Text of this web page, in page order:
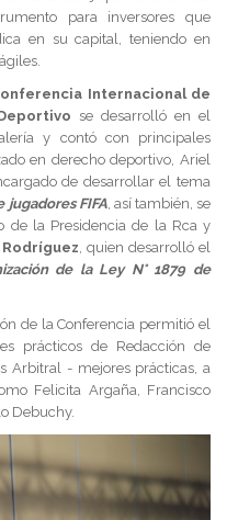
para inversores que
en su capital, teniendo en
Internacional de
se desarrolló en el
y contó con principales
en derecho deportivo, Ariel
de desarrollar el tema
jugadores FIFA, así también, se
de la Presidencia de la Rca y
, quien desarrolló el
de la Ley N° 1879 de
de la Conferencia permitió el
prácticos de Redacción de
Arbitral - mejores prácticas, a
Felicita Argaña, Francisco
Debuchy.